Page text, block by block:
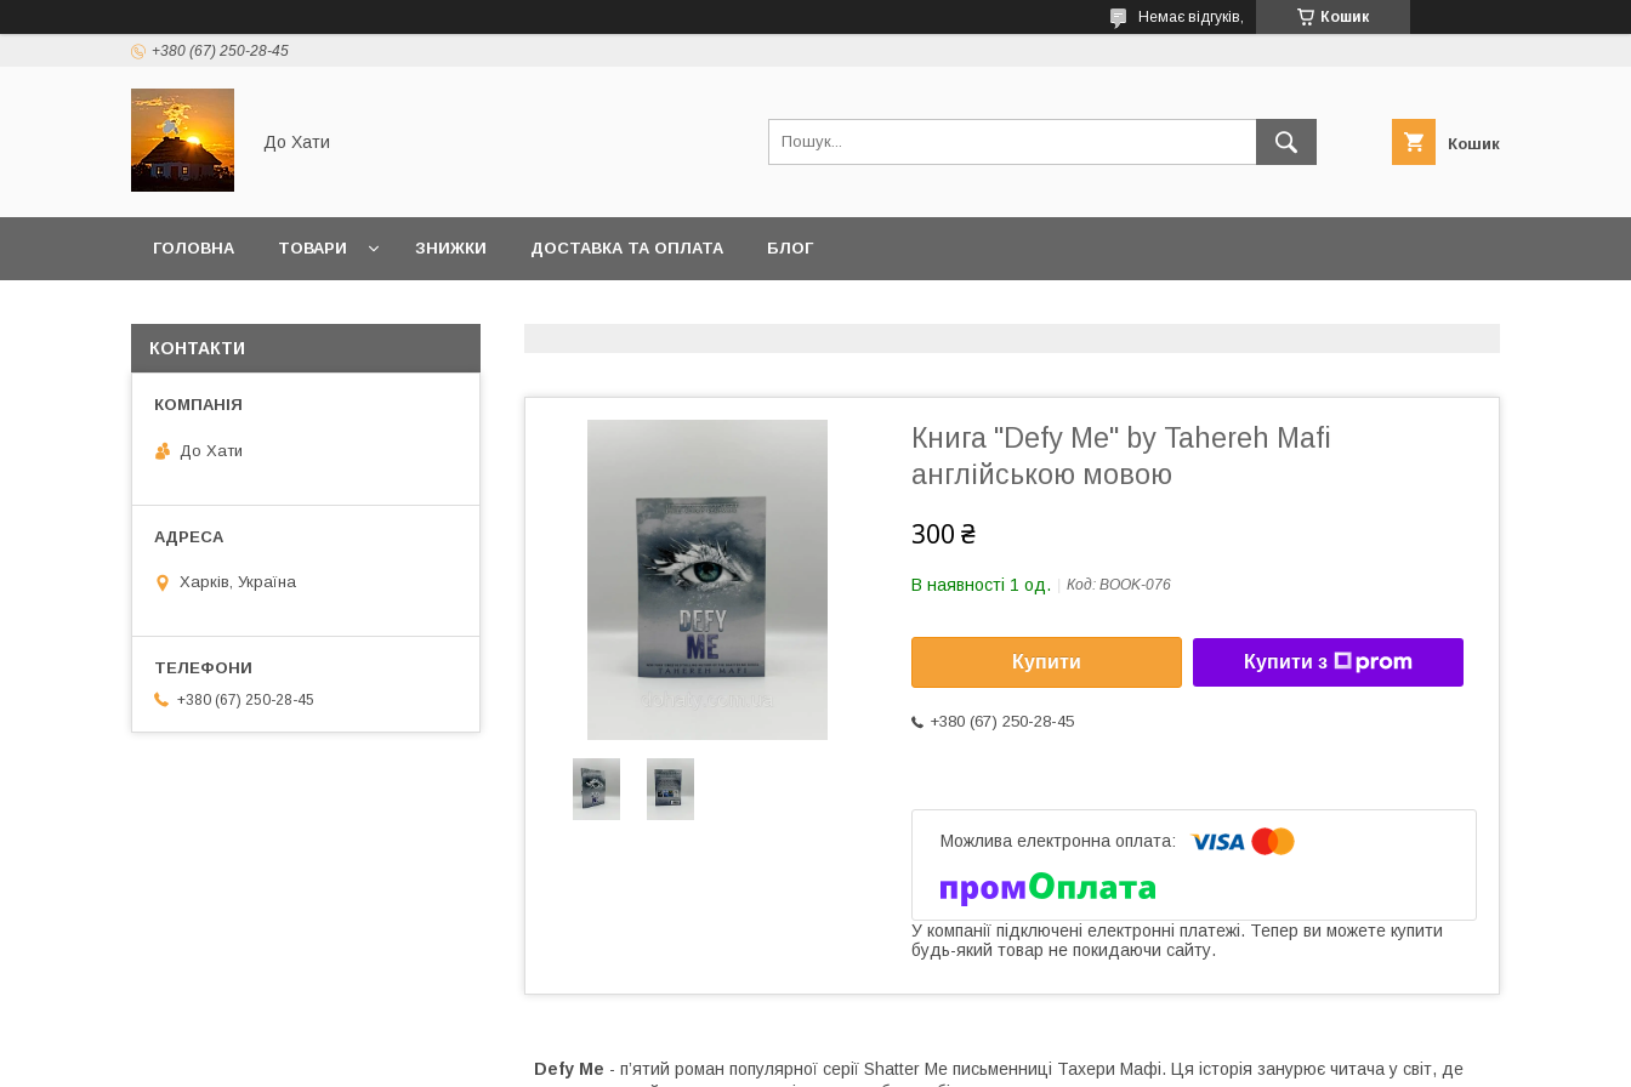
Кошик
Немає відгуків,
+380 (67) 250-28-45
До Хати Кошик
ГОЛОВНА ТОВАРИ ЗНИЖКИ ДОСТАВКА ТА ОПЛАТА БЛОГ
Книга "Defy Me" by Tahereh Mafi
англійською мовою
300 ₴
В наявності 1 од. Код: BOOK-076
Купити Купити з
+380 (67) 250-28-45
У компанії підключені електронні платежі. Тепер ви можете купити
будь-який товар не покидаючи сайту.
Defy Me - п’ятий роман популярної серії Shatter Me письменниці Тахери Мафі. Ця історія занурює читача у світ, де
КОНТАКТИ
До Хати
Харків, Україна
+380 (67) 250-28-45